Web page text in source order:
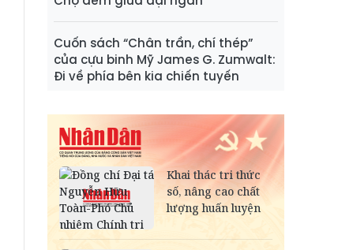
Cuốn sách “Chân trần, chí thép”
của cựu binh Mỹ James G. Zumwalt:
Đi về phía bên kia chiến tuyến